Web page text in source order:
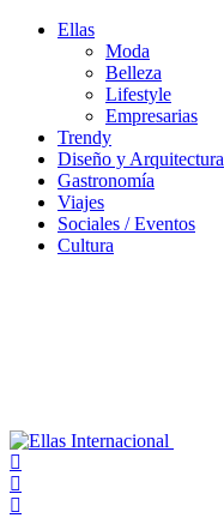
Ellas
Moda
Belleza
Lifestyle
Empresarias
Trendy
Diseño y Arquitectura
Gastronomía
Viajes
Sociales / Eventos
Cultura